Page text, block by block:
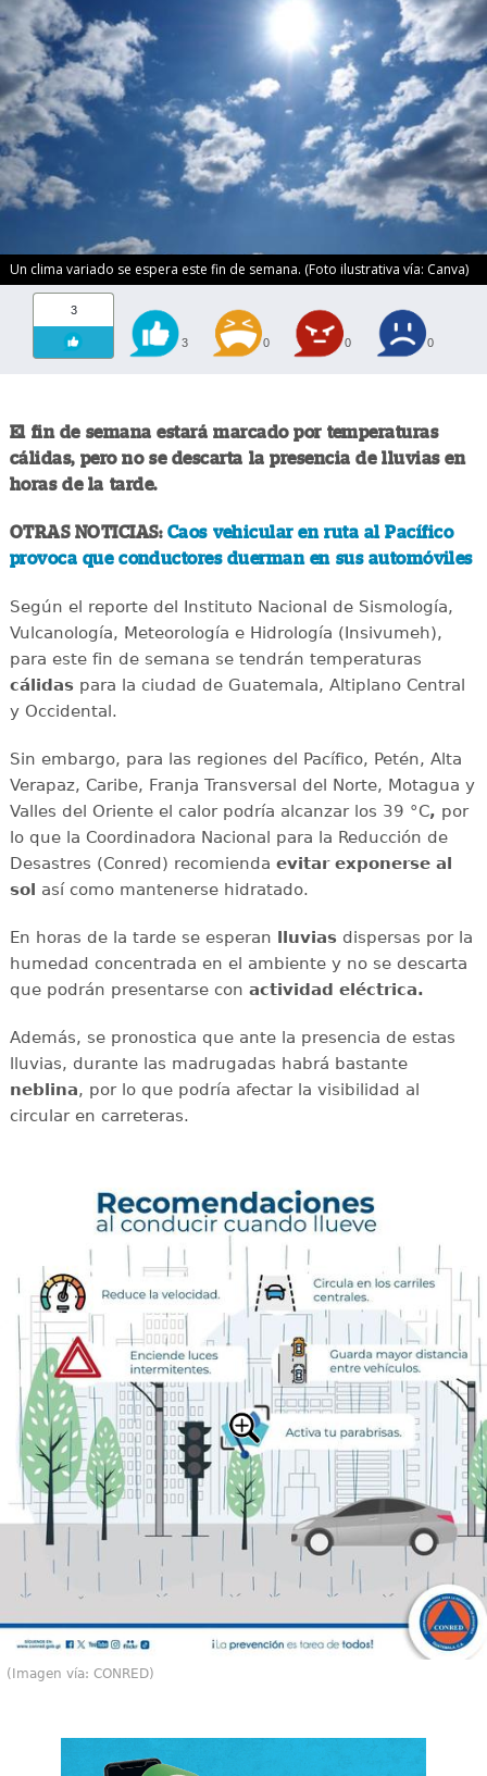
Un clima variado se espera este fin de semana. (Foto ilustrativa vía: Canva)
3
3 0 0 0
El fin de semana estará marcado por temperaturas
cálidas, pero no se descarta la presencia de lluvias en
horas de la tarde.
OTRAS NOTICIAS:Caos vehicular en ruta al Pacífico
provoca que conductores duerman en sus automóviles
Según el reporte del Instituto Nacional de Sismología,
Vulcanología, Meteorología e Hidrología (Insivumeh),
para este fin de semana se tendrán temperaturas
cálidaspara la ciudad de Guatemala, Altiplano Central
y Occidental.
Sin embargo, para las regiones del Pacífico, Petén, Alta
Verapaz, Caribe, Franja Transversal del Norte, Motagua y
Valles del Oriente el calor podría alcanzar los 39 °C, por
lo que la Coordinadora Nacional para la Reducción de
Desastres (Conred) recomienda evitar exponerse al
sol así como mantenerse hidratado.
En horas de la tarde se esperan lluviasdispersas por la
humedad concentrada en el ambiente y no se descarta
que podrán presentarse con actividad eléctrica.
Además, se pronostica que ante la presencia de estas
lluvias, durante las madrugadas habrá bastante
neblina, por lo que podría afectar la visibilidad al
circular en carreteras.
(Imagen vía: CONRED)